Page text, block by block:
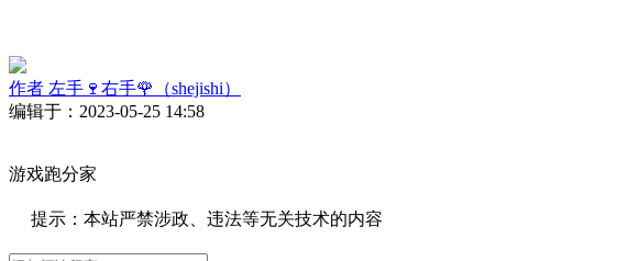
作者 左手🍷右手🌹（shejishi）
编辑于：2023-05-25 14:58
游戏跑分家
提示：本站严禁涉政、违法等无关技术的内容